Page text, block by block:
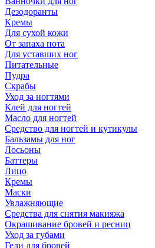
Дезодоранты
Кремы
Для сухой кожи
От запаха пота
Для уставших ног
Питательные
Пудра
Скрабы
Уход за ногтями
Клей для ногтей
Масло для ногтей
Средство для ногтей и кутикулы
Бальзамы для ног
Лосьоны
Баттеры
Лицо
Кремы
Маски
Увлажняющие
Средства для снятия макияжа
Окрашивание бровей и ресниц
Уход за губами
Гели для бровей